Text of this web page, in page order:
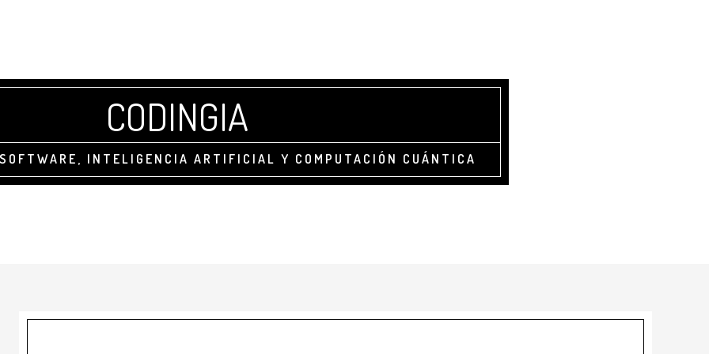
CODINGIA
INTELIGENCIA ARTIFICIAL Y COMPUTACIÓN CUÁNTICA